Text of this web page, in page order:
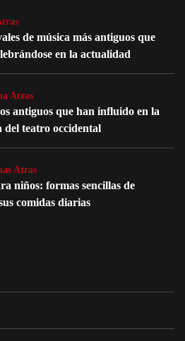
de música más antiguos que
en la actualidad
Atras
antiguos que han influido en la
del teatro occidental
Atras
niños: formas sencillas de
comidas diarias